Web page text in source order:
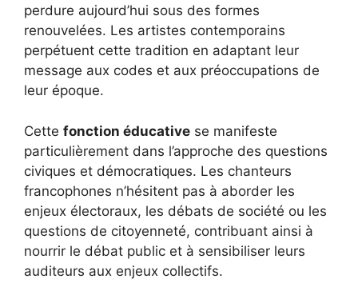
perdure aujourd’hui sous des formes
renouvelées. Les artistes contemporains
perpétuent cette tradition en adaptant leur
message aux codes et aux préoccupations de
leur époque.
Cette fonction éducative se manifeste
particulièrement dans l’approche des questions
civiques et démocratiques. Les chanteurs
francophones n’hésitent pas à aborder les
enjeux électoraux, les débats de société ou les
questions de citoyenneté, contribuant ainsi à
nourrir le débat public et à sensibiliser leurs
auditeurs aux enjeux collectifs.